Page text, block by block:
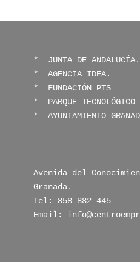
*
JUNTA DE ANDALUCÍA.
* AGENCIA IDEA.
* FUNDACIÓN PTS
*
PARQUE
*
AYUNTAMIENTO
Avenida del
Granada.
Tel: 858 882 445
Email: